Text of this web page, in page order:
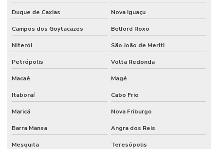
Duque de Caxias Nova Iguaçu
Campos dos Goytacazes Belford Roxo
Niterói São João de Meriti
Petrópolis Volta Redonda
Macaé Magé
Itaboraí Cabo Frio
Maricá Nova Friburgo
Barra Mansa Angra dos Reis
Mesquita Teresópolis